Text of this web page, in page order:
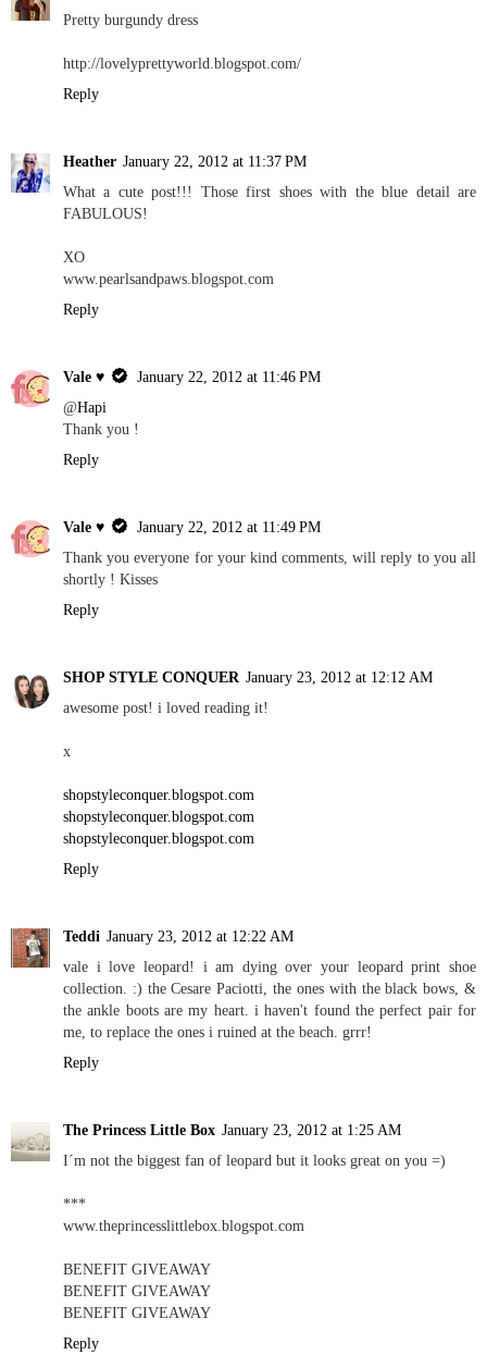
Pretty burgundy dress
http://lovelyprettyworld.blogspot.com/
Reply
Heather January 22, 2012 at 11:37 PM
What a cute post!!! Those first shoes with the blue detail are
FABULOUS!
XO
www.pearlsandpaws.blogspot.com
Reply
Vale ♥
January 22, 2012 at 11:46 PM
@Hapi
Thank you !
Reply
Vale ♥
January 22, 2012 at 11:49 PM
Thank you everyone for your kind comments, will reply to you all
shortly ! Kisses
Reply
SHOP STYLE CONQUER January 23, 2012 at 12:12 AM
awesome post! i loved reading it!
x
shopstyleconquer.blogspot.com
shopstyleconquer.blogspot.com
shopstyleconquer.blogspot.com
Reply
Teddi January 23, 2012 at 12:22 AM
vale i love leopard! i am dying over your leopard print shoe
collection. :) the Cesare Paciotti, the ones with the black bows, &
the ankle boots are my heart. i haven't found the perfect pair for
me, to replace the ones i ruined at the beach. grrr!
Reply
The Princess Little Box January 23, 2012 at 1:25 AM
I´m not the biggest fan of leopard but it looks great on you =)
***
www.theprincesslittlebox.blogspot.com
BENEFIT GIVEAWAY
BENEFIT GIVEAWAY
BENEFIT GIVEAWAY
Reply